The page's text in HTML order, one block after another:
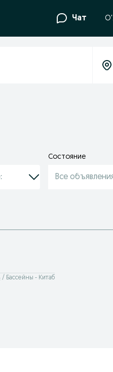
Чат
Состояние
Все
Бассейны - Китаб